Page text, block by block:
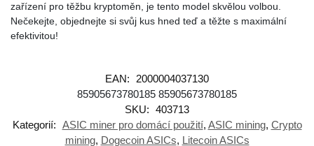
zařízení pro těžbu kryptoměn, je tento model skvělou volbou.
Nečekejte, objednejte si svůj kus hned teď a těžte s maximální
efektivitou!
EAN:
2000004037130
85905673780185 85905673780185
SKU: 403713
Kategorií: ASIC miner pro domácí použití, ASIC mining, Crypto
mining, Dogecoin ASICs, Litecoin ASICs